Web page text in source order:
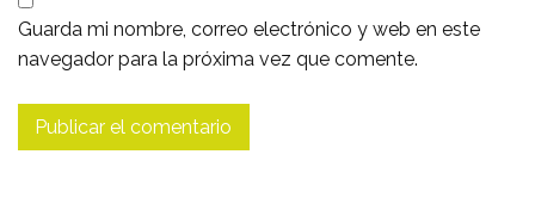
Guarda mi nombre, correo electrónico y web en este
navegador para la próxima vez que comente.